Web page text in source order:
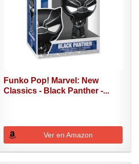
Funko Pop! Marvel: New
Classics - Black Panther -...
Ver en Amazon